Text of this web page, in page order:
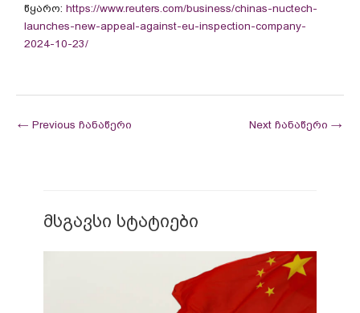
წყარო: https://www.reuters.com/business/chinas-nuctech-
launches-new-appeal-against-eu-inspection-company-
2024-10-23/
← Previous ჩანაწერი Next ჩანაწერი →
მსგავსი სტატიები